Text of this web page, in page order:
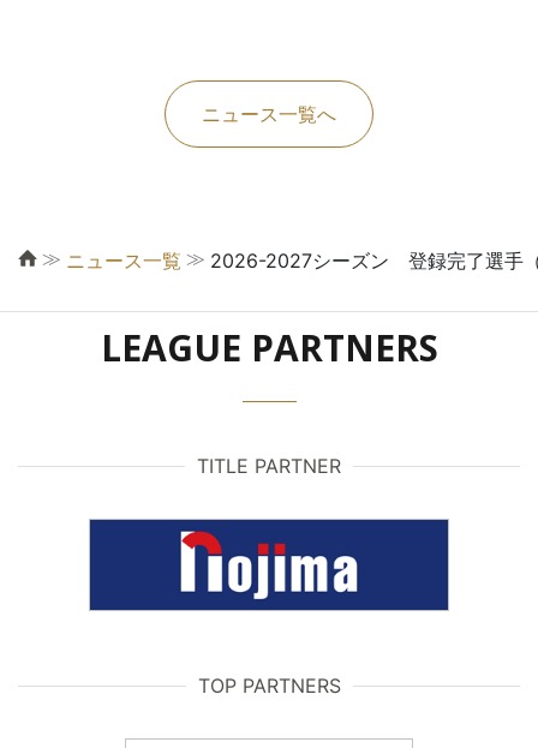
ニュース一覧へ
≫ ニュース一覧 ≫ 2026-2027シーズン 登録完了選手
LEAGUE PARTNERS
TITLE PARTNER
TOP PARTNERS